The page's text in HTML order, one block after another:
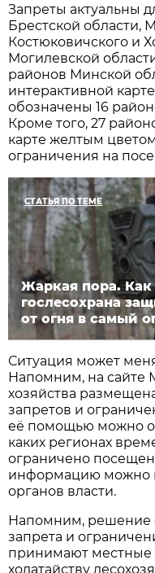
Запреты актуальны
Брестской области,
Костюковичского и
Могилевской
районов Минской
интерактивной
обозначены 16
Кроме того, 27
карте желтым
ограничения на
СТАТЬЯ ПО ТЕМЕ
Жаркая пора. Как
гослесохрана
от огня в самый
Ситуация может
Напомним, на сайте
хозяйства
запретов и
её помощью можно
каких регионах
ограничено
информацию можно
органов власти.
Напомним, решение
запрета и
принимают местные
ходатайству